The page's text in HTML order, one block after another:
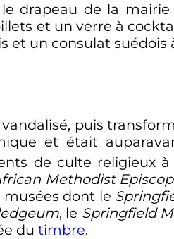
drapeau de la mairie
et un verre à
et un consulat suédois
puis
et était
de culte religieux
Methodist
dont le
, le Springfield
du timbre.